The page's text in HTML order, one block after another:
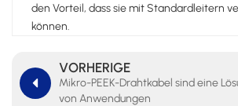
den Vorteil, dass sie mit Standardleitern
können.
VORHERIGE
Mikro-PEEK-Drahtkabel sind eine
von Anwendungen